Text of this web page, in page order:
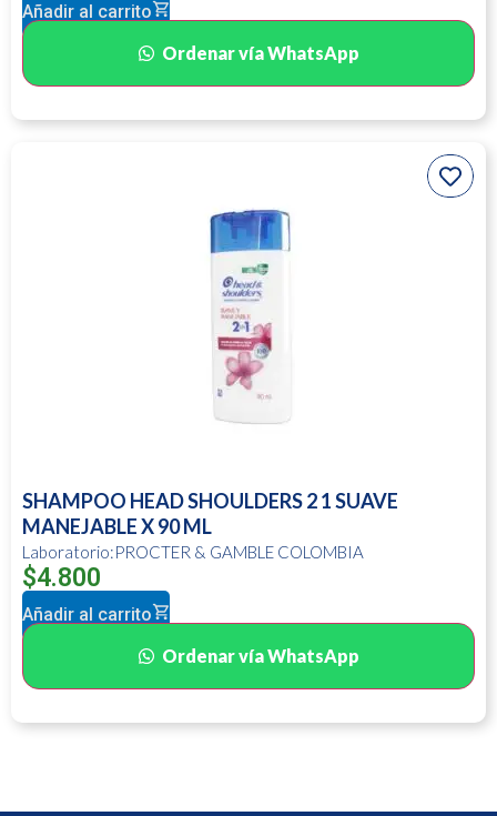
Añadir al carrito
Ordenar vía WhatsApp
SHAMPOO HEAD SHOULDERS 2 1 SUAVE
MANEJABLE X 90 ML
Laboratorio:PROCTER & GAMBLE COLOMBIA
$4.800
Añadir al carrito
Ordenar vía WhatsApp